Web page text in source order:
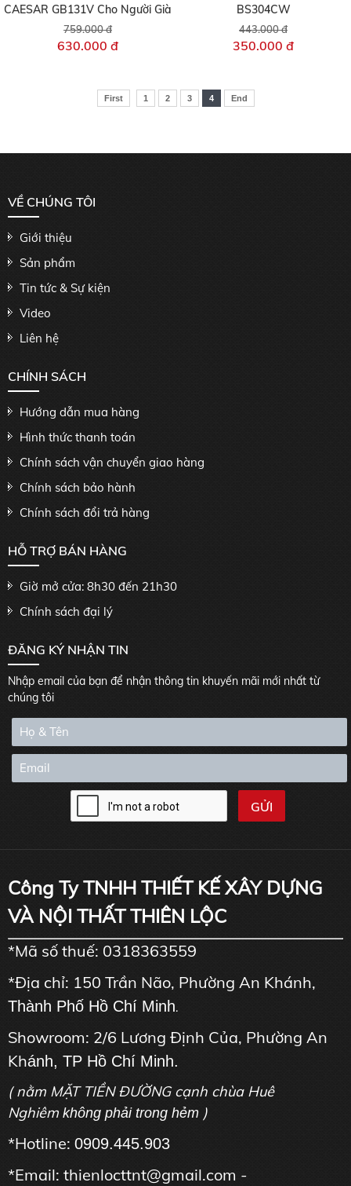
CAESAR GB131V Cho Người Già
759.000 đ
630.000 đ
BS304CW
443.000 đ
350.000 đ
First 1 2 3 4 End
VỀ CHÚNG TÔI
Giới thiệu
Sản phẩm
Tin tức & Sự kiện
Video
Liên hệ
CHÍNH SÁCH
Hướng dẫn mua hàng
Hình thức thanh toán
Chính sách vận chuyển giao hàng
Chính sách bảo hành
Chính sách đổi trả hàng
HỖ TRỢ BÁN HÀNG
Giờ mở cửa: 8h30 đến 21h30
Chính sách đại lý
ĐĂNG KÝ NHẬN TIN
Nhập email của bạn để nhận thông tin khuyến mãi mới nhất từ
chúng tôi
Công Ty TNHH THIẾT KẾ XÂY DỰNG
VÀ NỘI THẤT THIÊN LỘC
*Mã số thuế: 0318363559
*Địa chỉ: 150 Trần Não, Phường An Khánh,
Thành Phố Hồ Chí Minh.
Showroom: 2/6 Lương Định Của, Phường An
Khánh, TP Hồ Chí Minh.
( nằm MẶT TIỀN ĐƯỜNG cạnh chùa Huê
Nghiêm không phải trong hẻm )
*Hotline: 0909.445.903
*Email: thienlocttnt@gmail.com -